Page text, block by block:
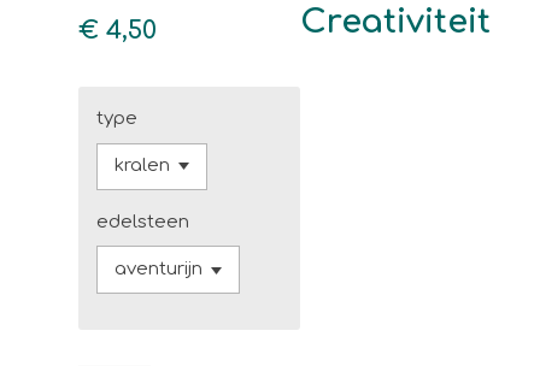
Creativiteit
€ 4,50
type
edelsteen